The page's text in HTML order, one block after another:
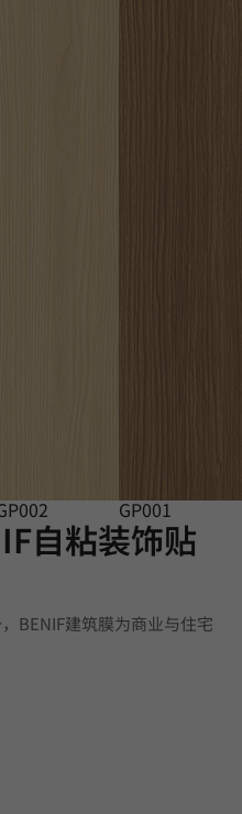
GP001
自粘装饰贴
BENIF建筑膜为商业与住宅